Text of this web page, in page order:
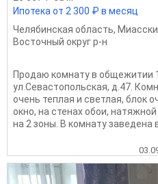
Ипотека от 2 300 ₽ в месяц
Челябинская область,
Восточный округ р-н
Продаю комнату в общежитии
ул.Севастопольская, д.47.
очень теплая и светлая, блок
окно, на стенах обои,
на 2 зоны. В комнату заведена